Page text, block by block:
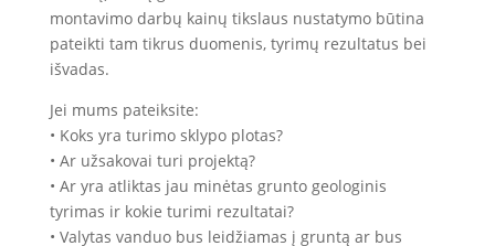
montavimo darbų kainų tikslaus nustatymo būtina
pateikti tam tikrus duomenis, tyrimų rezultatus bei
išvadas.
Jei mums pateiksite:
• Koks yra turimo sklypo plotas?
• Ar užsakovai turi projektą?
• Ar yra atliktas jau minėtas grunto geologinis
tyrimas ir kokie turimi rezultatai?
• Valytas vanduo bus leidžiamas į gruntą ar bus